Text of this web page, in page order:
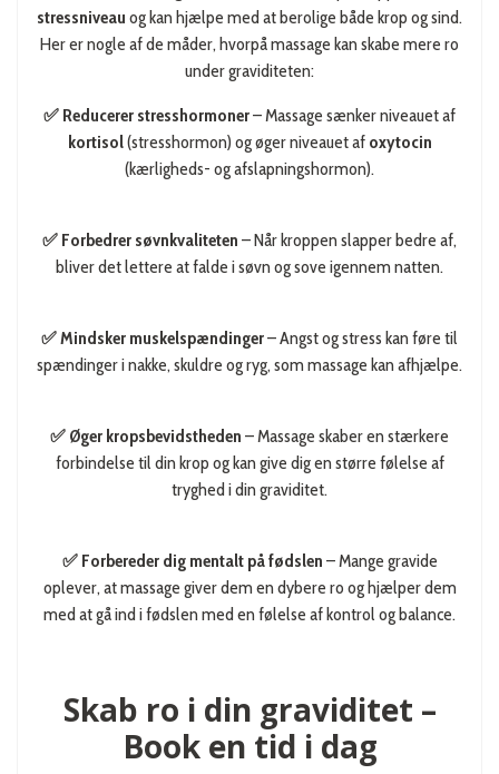
stressniveau og kan hjælpe med at berolige både krop og sind.
Her er nogle af de måder, hvorpå massage kan skabe mere ro
under graviditeten:
✅ Reducerer stresshormoner– Massage sænker niveauet af
kortisol(stresshormon) og øger niveauet af oxytocin
(kærligheds- og afslapningshormon).
✅ Forbedrer søvnkvaliteten – Når kroppen slapper bedre af,
bliver det lettere at falde i søvn og sove igennem natten.
✅ Mindsker muskelspændinger– Angst og stress kan føre til
spændinger i nakke, skuldre og ryg, som massage kan afhjælpe.
✅ Øger kropsbevidstheden – Massage skaber en stærkere
forbindelse til din krop og kan give dig en større følelse af
tryghed i din graviditet.
✅ Forbereder dig mentalt på fødslen – Mange gravide
oplever, at massage giver dem en dybere ro og hjælper dem
med at gå ind i fødslen med en følelse af kontrol og balance.
Skab ro i din graviditet –
Book en tid i dag